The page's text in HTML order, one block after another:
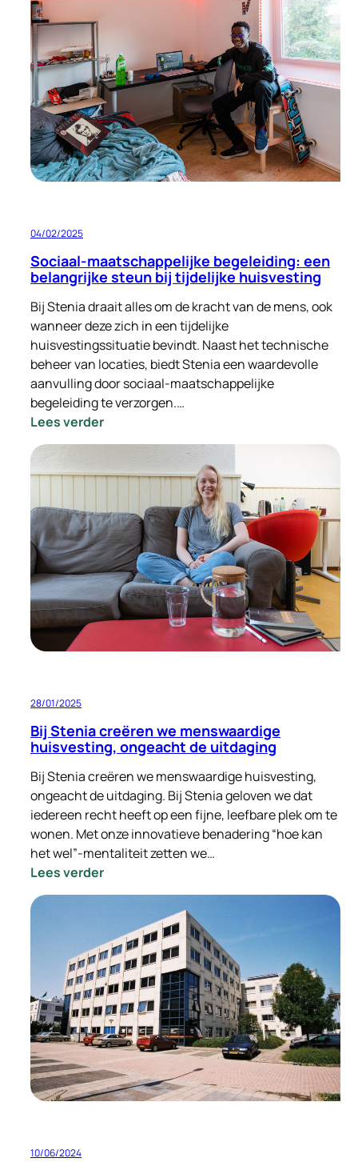
Nieuw
Begin
voor
Oekraïense
Vluchtelingen
04/02/2025
Sociaal-maatschappelijke begeleiding: een
belangrijke steun bij tijdelijke huisvesting
Bij Stenia draait alles om de kracht van de mens, ook
wanneer deze zich in een tijdelijke
huisvestingssituatie bevindt. Naast het technische
beheer van locaties, biedt Stenia een waardevolle
aanvulling door sociaal-maatschappelijke
begeleiding te verzorgen.…
Lees verder:
Sociaal-
maatschappelijke
begeleiding:
belangrijke
steun
bij
tijdelijke
huisvesting
28/01/2025
Bij Stenia creëren we menswaardige
huisvesting, ongeacht de uitdaging
Bij Stenia creëren we menswaardige huisvesting,
ongeacht de uitdaging. Bij Stenia geloven we dat
iedereen recht heeft op een fijne, leefbare plek om te
wonen. Met onze innovatieve benadering “hoe kan
het wel”-mentaliteit zetten we…
Lees verder:
Bij
creëren
we
menswaardige
huisvesting,
ongeacht
de
uitdaging
10/06/2024